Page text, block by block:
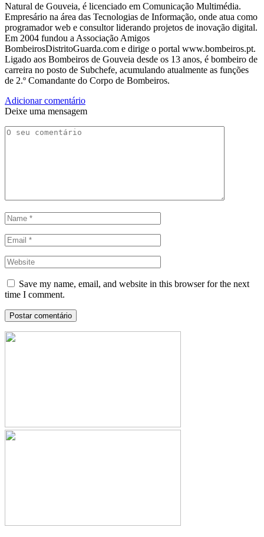
Natural de Gouveia, é licenciado em Comunicação Multimédia.
Empresário na área das Tecnologias de Informação, onde atua como
programador web e consultor liderando projetos de inovação digital.
Em 2004 fundou a Associação Amigos
BombeirosDistritoGuarda.com e dirige o portal www.bombeiros.pt.
Ligado aos Bombeiros de Gouveia desde os 13 anos, é bombeiro de
carreira no posto de Subchefe, acumulando atualmente as funções
de 2.º Comandante do Corpo de Bombeiros.
Adicionar comentário
Deixe uma mensagem
Save my name, email, and website in this browser for the next
time I comment.